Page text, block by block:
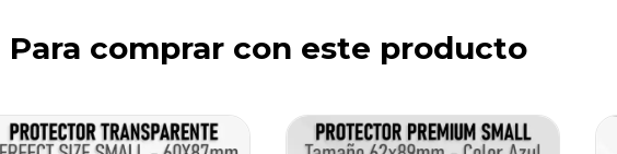
Para comprar con este producto